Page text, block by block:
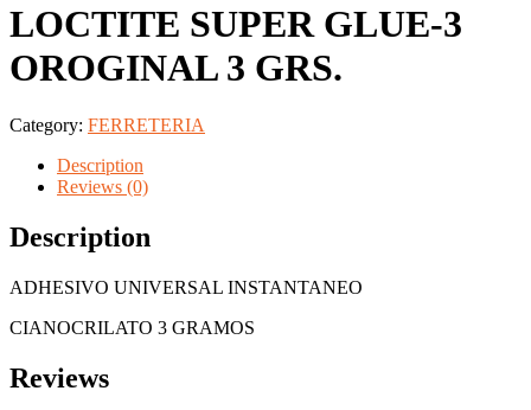
LOCTITE SUPER GLUE-3
OROGINAL 3 GRS.
Category: FERRETERIA
Description
Reviews (0)
Description
ADHESIVO UNIVERSAL INSTANTANEO
CIANOCRILATO 3 GRAMOS
Reviews